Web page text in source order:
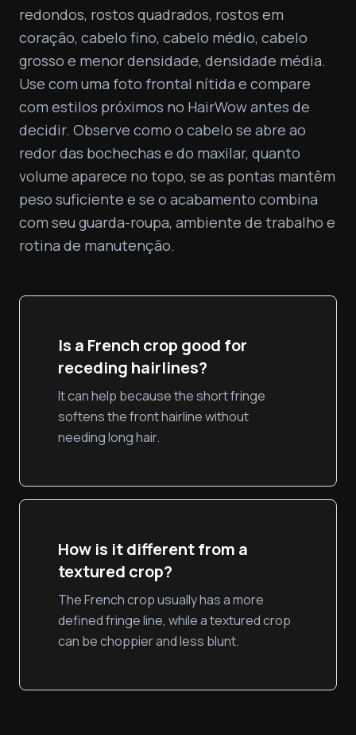
redondos, rostos quadrados, rostos em
coração, cabelo fino, cabelo médio, cabelo
grosso e menor densidade, densidade média.
Use com uma foto frontal nítida e compare
com estilos próximos no HairWow antes de
decidir. Observe como o cabelo se abre ao
redor das bochechas e do maxilar, quanto
volume aparece no topo, se as pontas mantêm
peso suficiente e se o acabamento combina
com seu guarda-roupa, ambiente de trabalho e
rotina de manutenção.
Is a French crop good for
receding hairlines?
It can help because the short fringe
softens the front hairline without
needing long hair.
How is it different from a
textured crop?
The French crop usually has a more
defined fringe line, while a textured crop
can be choppier and less blunt.